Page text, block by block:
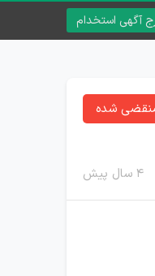
آگهی استخدام
۴ سال پیش
شده